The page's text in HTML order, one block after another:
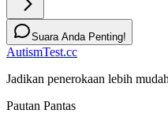
Suara Anda Penting!
AutismTest.cc
Jadikan penerokaan lebih
Pautan Pantas